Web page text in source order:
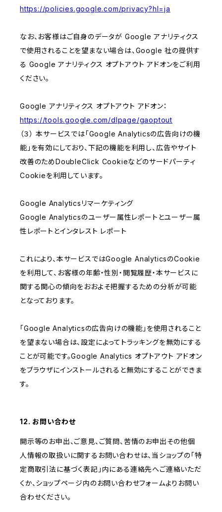
https://policies.google.com/privacy?hl=ja
なお、お客様はご自身のデータが Google アナリティクス
で使用されることを望まない場合は、Google 社の提供す
る Google アナリティクス オプトアウト アドオンをご利用
ください。
Google アナリティクス オプトアウト アドオン：
https://tools.google.com/dlpage/gaoptout
（３） 本サービスでは「Google Analyticsの広告向けの機
能」を有効にしており、下記の機能を利用し、広告やサイト
改善のためDoubleClick Cookieなどのサードパーティ
Cookieを利用しています。
Google Analyticsリマーケティング
Google Analyticsのユーザー属性レポートとユーザー属
性レポートとインタレスト レポート
これにより、本サービスではGoogle AnalyticsのCookie
を利用して、お客様の年齢・性別・閲覧履歴・本サービスに
関する関心の傾向をおおよそ把握するための分析が可能
となっております。
「Google Analyticsの広告向けの機能」を使用されること
を望まない場合は、設定によってトラッキングを無効にする
ことが可能です。Google Analytics オプトアウト アドオン
をブラウザにインストールされると無効にすることができま
す。
12. お問い合わせ
開示等のお申出、ご意見、ご質問、苦情のお申出その他個
人情報の取扱いに関するお問い合わせは、当ショップの「特
定商取引法に基づく表記」内にある連絡先へご連絡いただ
くか、ショップページ内のお問い合わせフォームよりお問い
合わせください。